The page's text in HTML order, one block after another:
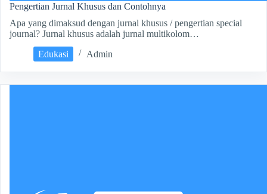
Pengertian Jurnal Khusus dan Contohnya
Apa yang dimaksud dengan jurnal khusus / pengertian special
journal? Jurnal khusus adalah jurnal multikolom…
Edukasi
Admin